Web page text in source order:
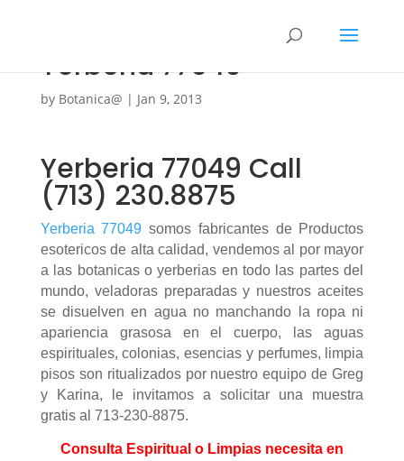
Yerberia 77049
by Botanica@ | Jan 9, 2013
Yerberia 77049 Call
(713) 230.8875
Yerberia 77049 somos fabricantes de Productos
esotericos de alta calidad, vendemos al por mayor
a las botanicas o yerberias en todo las partes del
mundo, veladoras preparadas y nuestros aceites
se disuelven en agua no manchando la ropa ni
apariencia grasosa en el cuerpo, las aguas
espirituales, colonias, esencias y perfumes, limpia
pisos son ritualizados por nuestro equipo de Greg
y Karina, le invitamos a solicitar una muestra
gratis al 713-230-8875.
Consulta Espiritual o Limpias necesita en